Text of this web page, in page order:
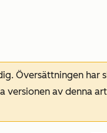
Översättningen har
versionen av denna